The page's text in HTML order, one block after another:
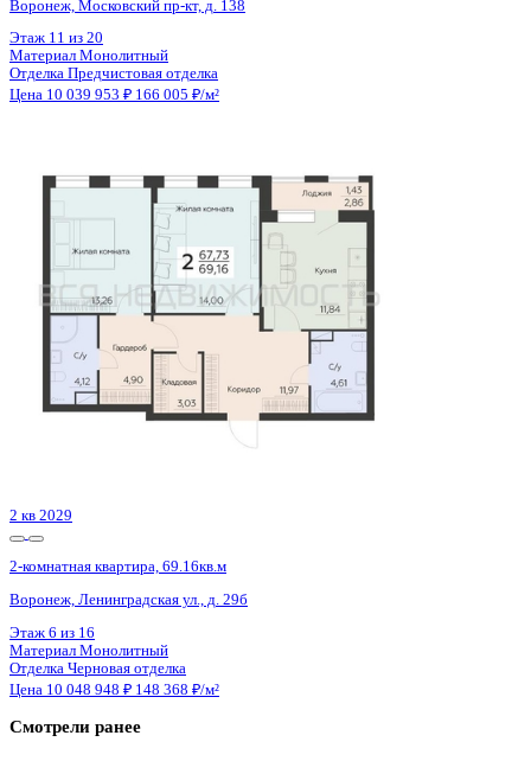
Цена 10 044 000 ₽ 158 173 ₽/м²
4 кв 2026
2-комнатная квартира, 66.38кв.м
Воронеж, Московский пр-кт, д. 138
Этаж 2 из 20
Отделка Предчистовая отделка